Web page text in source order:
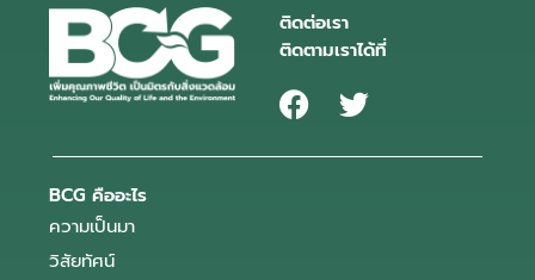
ติดต่อเรา
ติดตามเราได้ที่
BCG คืออะไร
ความเป็นมา
วิสัยทัศน์